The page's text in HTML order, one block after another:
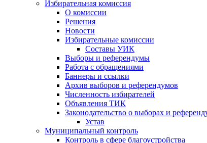
Избирательная комиссия
О комиссии
Решения
Новости
Избирательные комиссии
Составы УИК
Выборы и референдумы
Работа с обращениями
Баннеры и ссылки
Архив выборов и референдумов
Численность избирателей
Объявления ТИК
Законодательство о выборах и
Устав
Муниципальный контроль
Контроль в сфере благоустройства